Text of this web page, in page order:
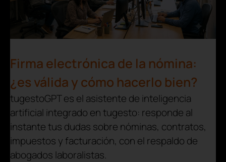
Firma electrónica de la nómina:
¿es válida y cómo hacerlo bien?
tugestoGPT es el asistente de inteligencia
artificial integrado en tugesto: responde al
instante tus dudas sobre nóminas, contratos,
impuestos y facturación, con el respaldo de
abogados laboralistas.